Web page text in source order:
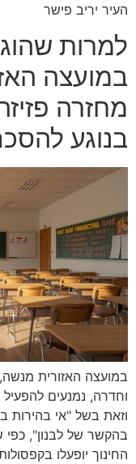
העיר יריב פישר
למרות
במועצה
מחזרה
בנוגע
במועצה האזורית
וחדרה, נמנעים
וזאת בשל "אי בהירות
בהקשר של לבנון",
החינוך יופעלו